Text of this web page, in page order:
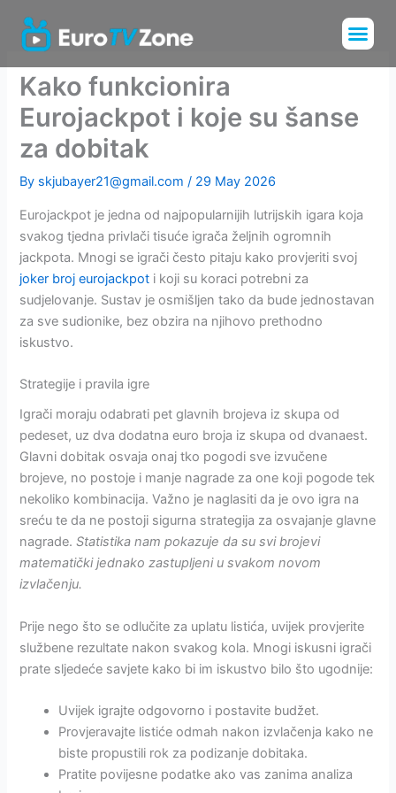
content
Kako funkcionira
Eurojackpot i koje su šanse
za dobitak
By skjubayer21@gmail.com/ 29 May 2026
Eurojackpot je jedna od najpopularnijih lutrijskih igara koja
svakog tjedna privlači tisuće igrača željnih ogromnih
jackpota. Mnogi se igrači često pitaju kako provjeriti svoj
joker broj eurojackpot i koji su koraci potrebni za
sudjelovanje. Sustav je osmišljen tako da bude jednostavan
za sve sudionike, bez obzira na njihovo prethodno
iskustvo.
Strategije i pravila igre
Igrači moraju odabrati pet glavnih brojeva iz skupa od
pedeset, uz dva dodatna euro broja iz skupa od dvanaest.
Glavni dobitak osvaja onaj tko pogodi sve izvučene
brojeve, no postoje i manje nagrade za one koji pogode tek
nekoliko kombinacija. Važno je naglasiti da je ovo igra na
sreću te da ne postoji sigurna strategija za osvajanje glavne
nagrade.Statistika nam pokazuje da su svi brojevi
matematički jednako zastupljeni u svakom novom
izvlačenju.
Prije nego što se odlučite za uplatu listića, uvijek provjerite
službene rezultate nakon svakog kola. Mnogi iskusni igrači
prate sljedeće savjete kako bi im iskustvo bilo što ugodnije:
Uvijek igrajte odgovorno i postavite budžet.
Provjeravajte listiće odmah nakon izvlačenja kako ne
biste propustili rok za podizanje dobitaka.
Pratite povijesne podatke ako vas zanima analiza